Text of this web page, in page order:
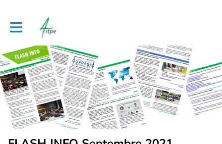
Toggle main navigation